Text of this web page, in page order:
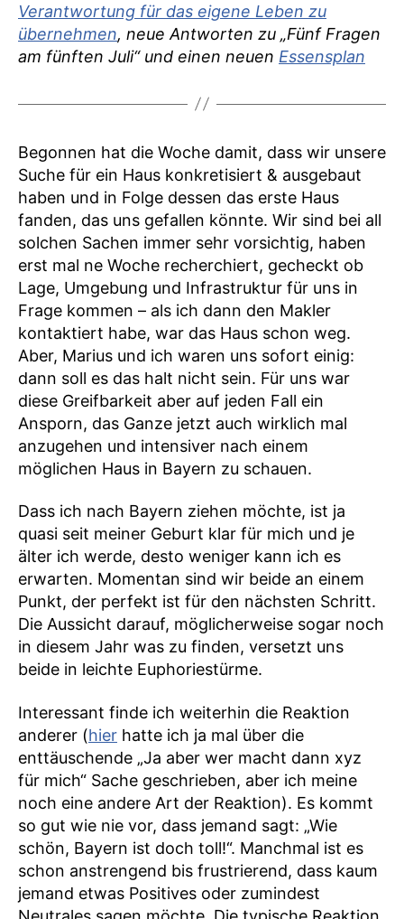
Verantwortung für das eigene Leben zu
übernehmen, neue Antworten zu „Fünf Fragen
am fünften Juli“ und einen neuen Essensplan
Begonnen hat die Woche damit, dass wir unsere
Suche für ein Haus konkretisiert & ausgebaut
haben und in Folge dessen das erste Haus
fanden, das uns gefallen könnte. Wir sind bei all
solchen Sachen immer sehr vorsichtig, haben
erst mal ne Woche recherchiert, gecheckt ob
Lage, Umgebung und Infrastruktur für uns in
Frage kommen – als ich dann den Makler
kontaktiert habe, war das Haus schon weg.
Aber, Marius und ich waren uns sofort einig:
dann soll es das halt nicht sein. Für uns war
diese Greifbarkeit aber auf jeden Fall ein
Ansporn, das Ganze jetzt auch wirklich mal
anzugehen und intensiver nach einem
möglichen Haus in Bayern zu schauen.
Dass ich nach Bayern ziehen möchte, ist ja
quasi seit meiner Geburt klar für mich und je
älter ich werde, desto weniger kann ich es
erwarten. Momentan sind wir beide an einem
Punkt, der perfekt ist für den nächsten Schritt.
Die Aussicht darauf, möglicherweise sogar noch
in diesem Jahr was zu finden, versetzt uns
beide in leichte Euphoriestürme.
Interessant finde ich weiterhin die Reaktion
anderer (hier hatte ich ja mal über die
enttäuschende „Ja aber wer macht dann xyz
für mich“ Sache geschrieben, aber ich meine
noch eine andere Art der Reaktion). Es kommt
so gut wie nie vor, dass jemand sagt: „Wie
schön, Bayern ist doch toll!“. Manchmal ist es
schon anstrengend bis frustrierend, dass kaum
jemand etwas Positives oder zumindest